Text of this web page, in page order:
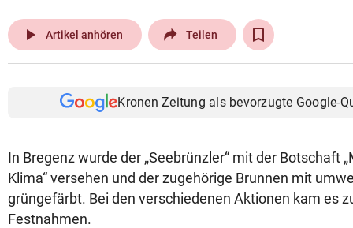
play_arrow Artikel anhören Teilen
Kronen Zeitung als bevorzugte Google-
In Bregenz wurde der „Seebrünzler“ mit der Botschaft
Klima“ versehen und der zugehörige Brunnen mit
grüngefärbt. Bei den verschiedenen Aktionen kam es
Festnahmen.